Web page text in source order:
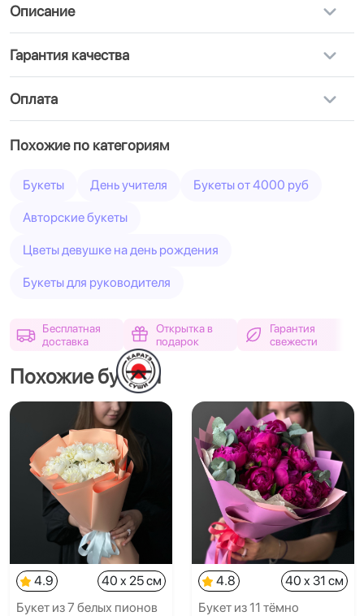
Описание
Гарантия качества
Оплата
Похожие по категориям
Букеты День учителя Букеты от 4000 руб
Авторские букеты
Цветы девушке на день рождения
Букеты для руководителя
Бесплатная
доставка
Открытка в
подарок
Гарантия
свежести
Похожие букеты
4.9
40 x 25 см
Букет из 7 белых пионов
4.8
40 x 31 см
Букет из 11 тёмно